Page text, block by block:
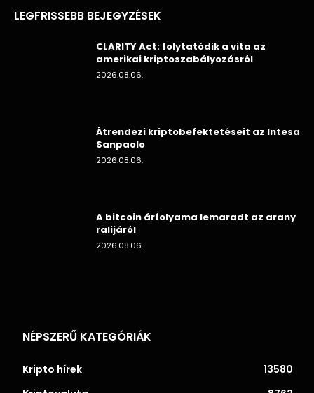
LEGFRISSEBB BEJEGYZÉSEK
CLARITY Act: folytatódik a vita az
amerikai kriptoszabályozásról
2026.08.06.
Átrendezi kriptobefektetéseit az Intesa
Sanpaolo
2026.08.06.
A bitcoin árfolyama lemaradt az arany
ralijáról
2026.08.06.
NÉPSZERŰ KATEGÓRIÁK
Kripto hírek
13580